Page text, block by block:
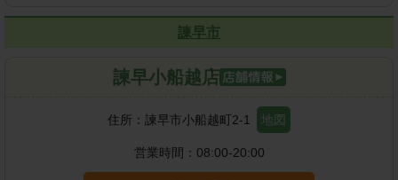
諫早市
諫早小船越店
住所： 諫早市小船越町2-1 地図
営業時間： 08:00-20:00